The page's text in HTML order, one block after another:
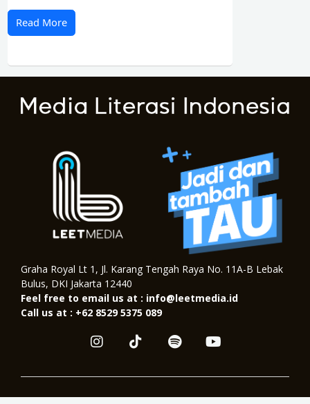
Read More
Graha Royal Lt 1, Jl. Karang Tengah Raya No. 11A-B Lebak
Bulus, DKI Jakarta 12440
Feel free to email us at : info@leetmedia.id
Call us at : +62 8529 5375 089
I
t
a
T
i
t
o
S
p
t
i
Y
t
u